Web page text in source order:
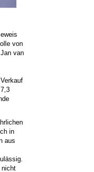
von
van
in
aus
nicht